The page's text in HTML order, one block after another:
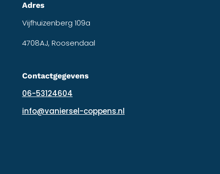
Adres
Vijfhuizenberg 109a
4708AJ, Roosendaal
Contactgegevens
06-53124604
info@vaniersel-coppens.nl